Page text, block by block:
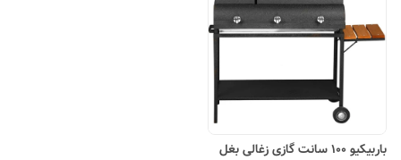
باربیکیو 100 سانت گازی زغالی بغل